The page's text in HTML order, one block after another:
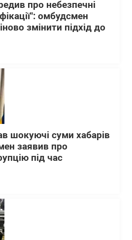
про небезпечні
омбудсмен
змінити підхід до
шокуючі суми хабарів
заявив про
під час